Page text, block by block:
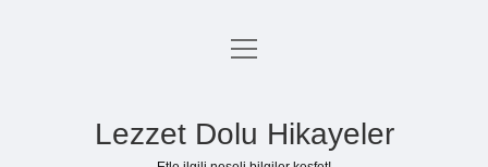
Anasayfa
menüyü
Lezzet Dolu Hikayeler